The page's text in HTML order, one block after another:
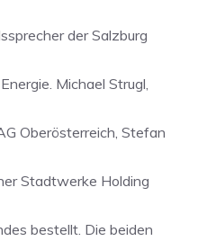
der Salzburg
Michael Strugl,
Oberösterreich, Stefan
Stadtwerke Holding
bestellt. Die beiden